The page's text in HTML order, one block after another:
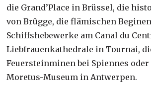
die Grand’Place in Brüssel, die
von Brügge, die flämischen
Schiffshebewerke am Canal du
Liebfrauenkathedrale in Tournai,
Feuersteinminen bei Spiennes
Moretus-Museum in Antwerpen.